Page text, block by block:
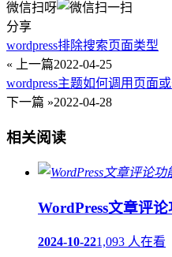
微信扫呀
分享
wordpress排除搜索页面类型
« 上一篇2022-04-25
wordpress主题如何调用页面
下一篇 »2022-04-28
相关阅读
WordPress文章评
2024-10-221,093 人在看